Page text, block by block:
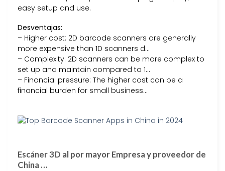
easy setup and use.
Desventajas:
– Higher cost: 2D barcode scanners are generally
more expensive than 1D scanners d…
– Complexity: 2D scanners can be more complex to
set up and maintain compared to 1…
– Financial pressure: The higher cost can be a
financial burden for small business…
Escáner 3D al por mayor Empresa y proveedor de
China …